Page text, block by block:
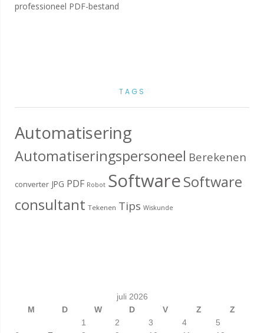
professioneel PDF-bestand
TAGS
Automatisering
Automatiseringspersoneel Berekenen
converter JPG PDF Robot SoftwareSoftware
consultant Tekenen Tips Wiskunde
juli 2026
M
D W D V Z
Z
1
2 3 4
5